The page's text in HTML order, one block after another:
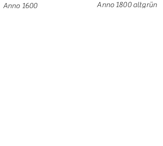
Anno 1600
Anno 1800 altgrün